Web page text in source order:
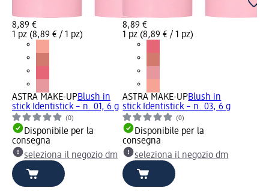
8,89 €
1 pz (8,89 € / 1 pz)
ASTRA MAKE-UPBlush in
stick Identistick – n. 01, 6 g
(0)
Disponibile per la
consegna
seleziona il negozio dm
8,89 €
1 pz (8,89 € / 1 pz)
ASTRA MAKE-UPBlush in
stick Identistick – n. 03, 6 g
(0)
Disponibile per la
consegna
seleziona il negozio dm